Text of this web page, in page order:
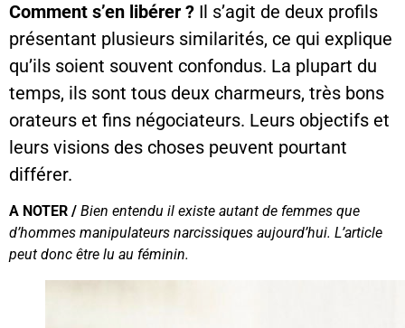
Comment s’en libérer ? Il s’agit de deux profils
présentant plusieurs similarités, ce qui explique
qu’ils soient souvent confondus. La plupart du
temps, ils sont tous deux charmeurs, très bons
orateurs et fins négociateurs. Leurs objectifs et
leurs visions des choses peuvent pourtant
différer.
A NOTER / Bien entendu il existe autant de femmes que
d’hommes manipulateurs narcissiques aujourd’hui. L’article
peut donc être lu au féminin.